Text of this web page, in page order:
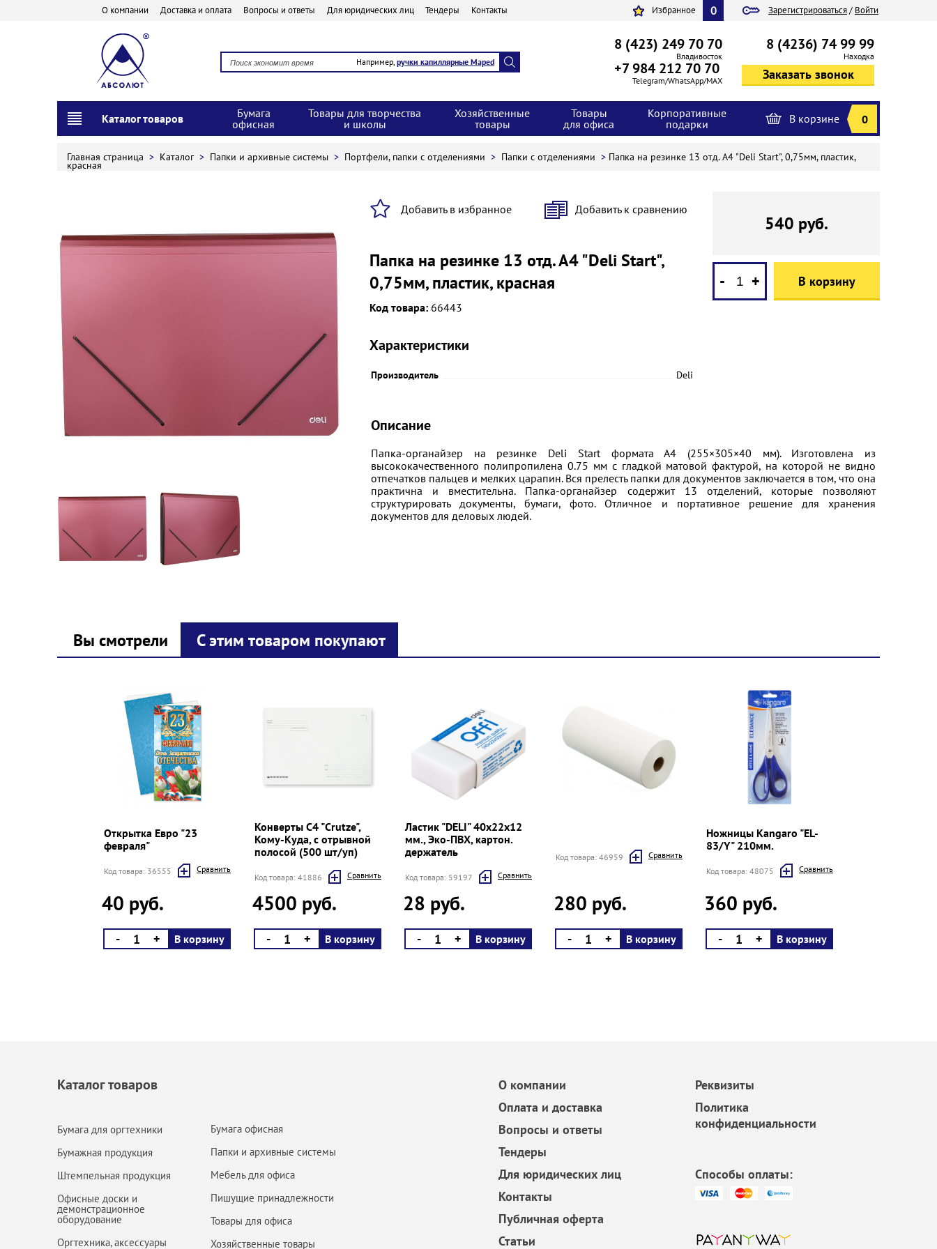
О компании Доставка и оплата Вопросы и ответы Для юридических лиц Тендеры Контакты Зарегистрироваться/ Войти
Избранное 0
Например, ручки капиллярные Maped
8 (423) 249 70 70
Владивосток
+7 984 212 70 70
Telegram/WhatsApp/MAX
8 (4236) 74 99 99
Находка
Каталог товаров
Бумага
офисная
Товары для творчества
и школы
Хозяйственные
товары
Товары
для офиса
Корпоративные
подарки
В корзине 0
Главная страница > Каталог > Папки и архивные системы > Портфели, папки с отделениями > Папки с отделениями > Папка на резинке 13 отд. А4 "Deli Start", 0,75мм, пластик,
красная
Добавить в избранное Добавить к сравнению
Папка на резинке 13 отд. А4 "Deli Start",
0,75мм, пластик, красная
Код товара: 66443
Характеристики
Производитель Deli
540 руб.
- + В корзину
Описание
Папка-органайзер на резинке Deli Start формата А4 (255×305×40 мм). Изготовлена из
высококачественного полипропилена 0.75 мм с гладкой матовой фактурой, на которой не видно
отпечатков пальцев и мелких царапин. Вся прелесть папки для документов заключается в том, что она
практична и вместительна. Папка-органайзер содержит 13 отделений, которые позволяют
структурировать документы, бумаги, фото. Отличное и портативное решение для хранения
документов для деловых людей.
Вы смотрели С этим товаром покупают
Открытка Евро "23
февраля"
Код товара: 36555 Cравнить
40 руб.
- + В корзину
Конверты С4 "Crutze",
Кому-Куда, с отрывной
полосой (500 шт/уп)
Код товара: 41886 Cравнить
4500 руб.
- + В корзину
Ластик "DELI" 40x22x12
мм., Эко-ПВХ, картон.
держатель
Код товара: 59197 Cравнить
28 руб.
- + В корзину
Код товара: 46959 Cравнить
280 руб.
- + В корзину
Ножницы Kangaro "EL-
83/Y" 210мм.
Код товара: 48075 Cравнить
360 руб.
- + В корзину
Каталог товаров
Бумага для оргтехники
Бумажная продукция
Штемпельная продукция
Офисные доски и
демонстрационное
оборудование
Оргтехника, аксессуары
Бумага офисная
Папки и архивные системы
Мебель для офиса
Пишущие принадлежности
Товары для офиса
Хозяйственные товары
О компании
Оплата и доставка
Вопросы и ответы
Тендеры
Для юридических лиц
Контакты
Публичная оферта
Статьи
Реквизиты
Политика
конфиденциальности
Способы оплаты: